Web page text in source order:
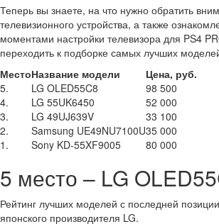
Теперь вы знаете, на что нужно обратить
телевизионного устройства, а также
моментами настройки телевизора для PS4
переходить к подборке самых лучших
МестоНазвание модели
Цена, руб.
5.
LG OLED55C8
98 500
4.
LG 55UK6450
52 000
3.
LG 49UJ639V
33 100
2.
Samsung UE49NU7100U35 000
1.
Sony KD-55XF9005 80 000
5 место – LG
Рейтинг лучших моделей с последней
японского производителя LG.